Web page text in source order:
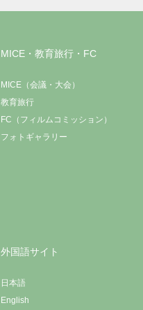
MICE・教育旅行・FC
MICE（会議・大会）
教育旅行
FC（フィルムコミッション）
フォトギャラリー
外国語サイト
日本語
English